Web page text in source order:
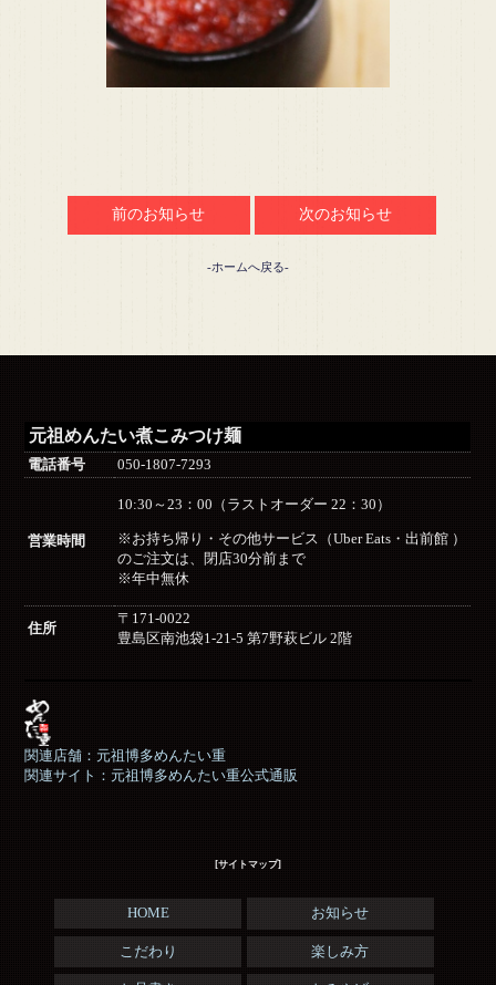
前のお知らせ 次のお知らせ
-ホームへ戻る-
元祖めんたい煮こみつけ麺
電話番号 050-1807-7293
営業時間
10:30～23：00（ラストオーダー 22：30）
※お持ち帰り・その他サービス（Uber Eats・出前館 ）
のご注文は、閉店30分前まで
※年中無休
住所
〒171-0022
豊島区南池袋1-21-5 第7野萩ビル 2階
関連店舗：元祖博多めんたい重
関連サイト：元祖博多めんたい重公式通販
[サイトマップ]
HOME お知らせ
こだわり 楽しみ方